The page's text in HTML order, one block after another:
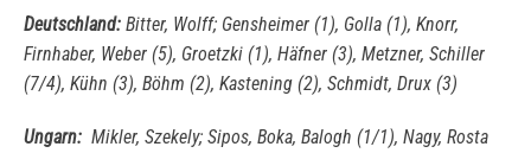
Deutschland: Bitter, Wolff; Gensheimer (1), Golla (1), Knorr,
Firnhaber, Weber (5), Groetzki (1), Häfner (3), Metzner, Schiller
(7/4), Kühn (3), Böhm (2), Kastening (2), Schmidt, Drux (3)
Ungarn: Mikler, Szekely; Sipos, Boka, Balogh (1/1), Nagy, Rosta